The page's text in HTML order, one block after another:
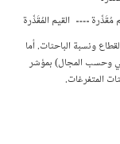
مُقَدِّرة
القيم المُقَدِّرة
ونسبة الباحثات. أما
وحسب المجال) بمؤشر
المتفرغات.